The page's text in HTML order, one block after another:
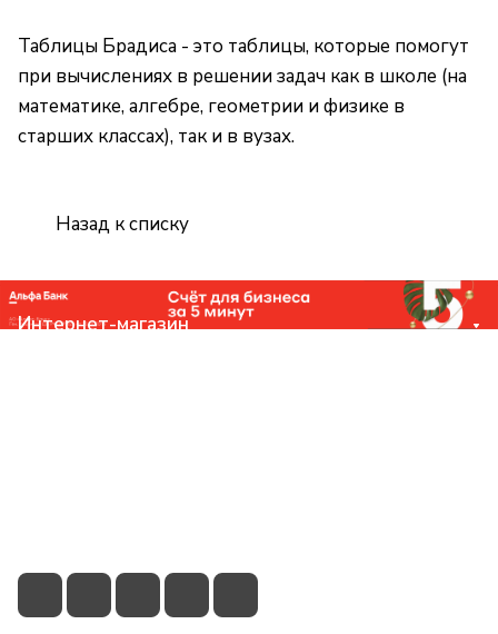
Таблицы Брадиса - это таблицы, которые помогут
при вычислениях в решении задач как в школе (на
математике, алгебре, геометрии и физике в
старших классах), так и в вузах.
Назад к списку
Интернет-магазин